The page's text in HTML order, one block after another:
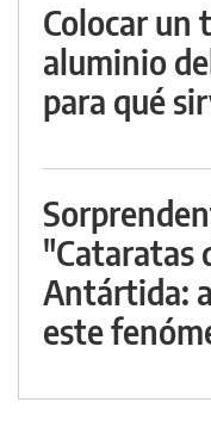
Colocar un
aluminio
para qué
"Cataratas
Antártida:
este